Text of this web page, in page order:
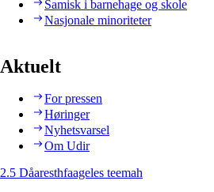
Samisk i barnehage og skole
Nasjonale minoriteter
Aktuelt
For pressen
Høringer
Nyhetsvarsel
Om Udir
2.5 Dåaresthfaageles teemah